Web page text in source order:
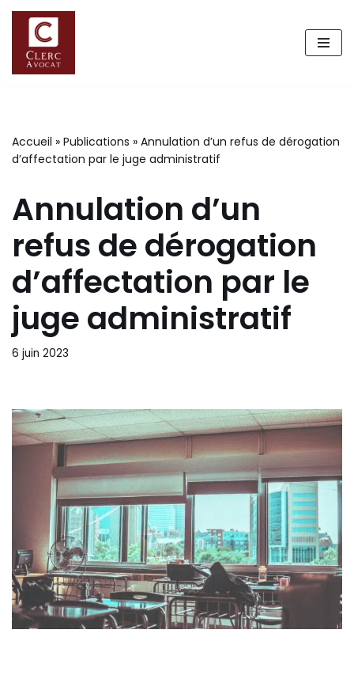
Aller
au
Accueil » Publications » Annulation d’un refus de dérogation
d’affectation par le juge administratif
Annulation d’un
refus de dérogation
d’affectation par le
juge administratif
6 juin 2023